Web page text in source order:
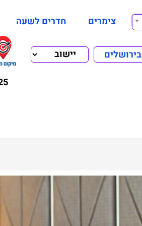
צימרים חדרים לשעה
בירושלים
18/